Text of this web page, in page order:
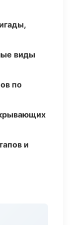
виды
по
и